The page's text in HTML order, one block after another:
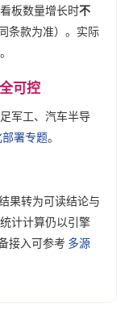
板数量增长时不
条款为准）。实际
可控
军工、汽车半导
署专题。
果转为可读结论与
计计算仍以引擎
接入可参考 多源